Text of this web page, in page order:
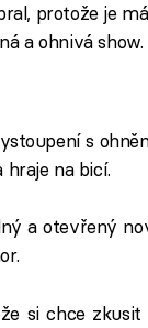
protože je
a ohnivá show.
s
hraje na bicí.
a otevřený
si chce